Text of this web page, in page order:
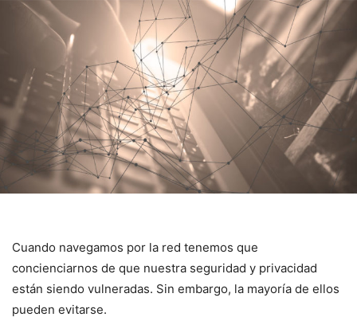
Cuando navegamos por la red tenemos que
concienciarnos de que nuestra seguridad y privacidad
están siendo vulneradas. Sin embargo, la mayoría de ellos
pueden evitarse.